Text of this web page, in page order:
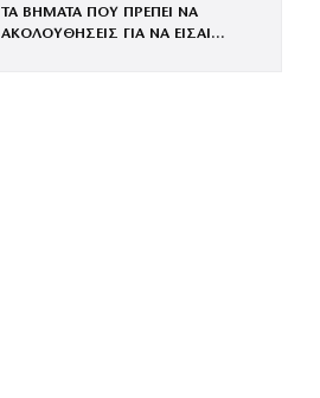
ΤΑ ΒΗΜΑΤΑ ΠΟΥ ΠΡΕΠΕΙ ΝΑ
ΑΚΟΛΟΥΘΗΣΕΙΣ ΓΙΑ ΝΑ ΕΙΣΑΙ